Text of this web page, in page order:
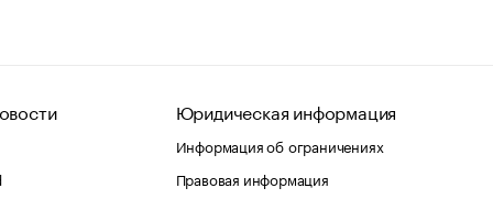
Юридическая информация
Информация об ограничениях
Правовая информация